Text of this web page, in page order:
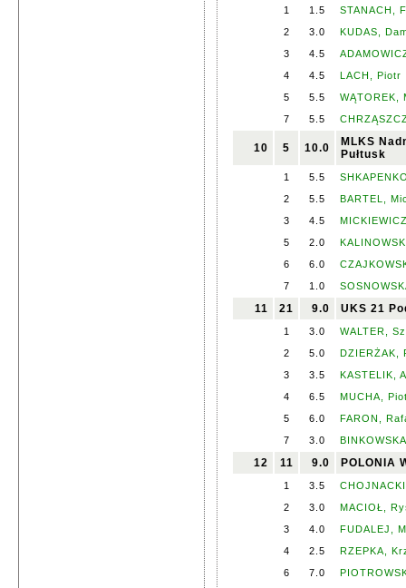
1 1.5
STANACH,
2
3.0
KUDAS,
3
4.5
4
4.5
LACH, Piotr
5
5.5
WĄTOREK,
7
5.5
10 5 10.0
MLKS
Pułtusk
1 5.5
2
5.5
BARTEL,
3
4.5
5
2.0
6
6.0
7
1.0
11 21 9.0 UKS 21
1 3.0
WALTER,
2
5.0
DZIERŻAK,
3
3.5
KASTELIK,
4
6.5
MUCHA,
5
6.0
FARON,
7
3.0
12 11 9.0 POLONIA
1 3.5
2
3.0
MACIOŁ,
3
4.0
FUDALEJ,
4
2.5
RZEPKA,
6
7.0